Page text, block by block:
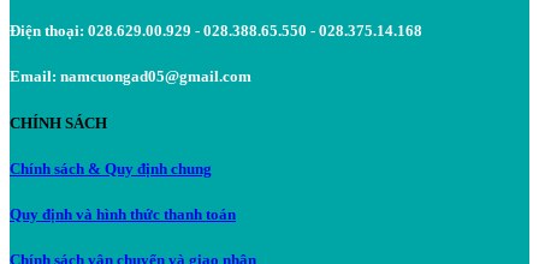
Điện thoại: 028.629.00.929 - 028.388.65.550 - 028.375.14.168
Email: namcuongad05@gmail.com
CHÍNH SÁCH
Chính sách & Quy định chung
Quy định và hình thức thanh toán
Chính sách vận chuyển và giao nhận